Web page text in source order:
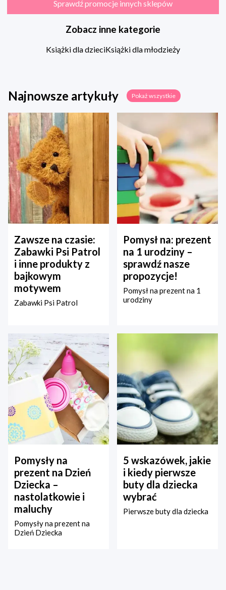
Sprawdź promocje innych sklepów
Zobacz inne kategorie
Książki dla dzieciKsiążki dla młodzieży
Najnowsze artykuły Pokaż wszystkie
Zawsze na czasie:
Zabawki Psi Patrol
i inne produkty z
bajkowym
motywem
Zabawki Psi Patrol
Pomysł na: prezent
na 1 urodziny –
sprawdź nasze
propozycje!
Pomysł na prezent na 1
urodziny
Pomysły na
prezent na Dzień
Dziecka –
nastolatkowie i
maluchy
Pomysły na prezent na
Dzień Dziecka
5 wskazówek, jakie
i kiedy pierwsze
buty dla dziecka
wybrać
Pierwsze buty dla dziecka